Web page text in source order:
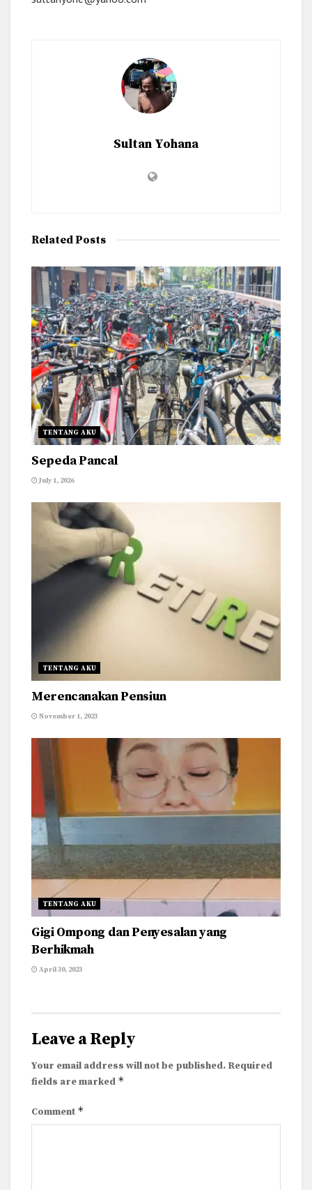
Sultan Yohana
RelatedPosts
TENTANG AKU
Sepeda Pancal
July 1, 2026
TENTANG AKU
Merencanakan Pensiun
November 1, 2023
TENTANG AKU
Gigi Ompong dan Penyesalan yang
Berhikmah
April 30, 2023
Leave a Reply
Your email address will not be published. Required
fields are marked *
Comment *